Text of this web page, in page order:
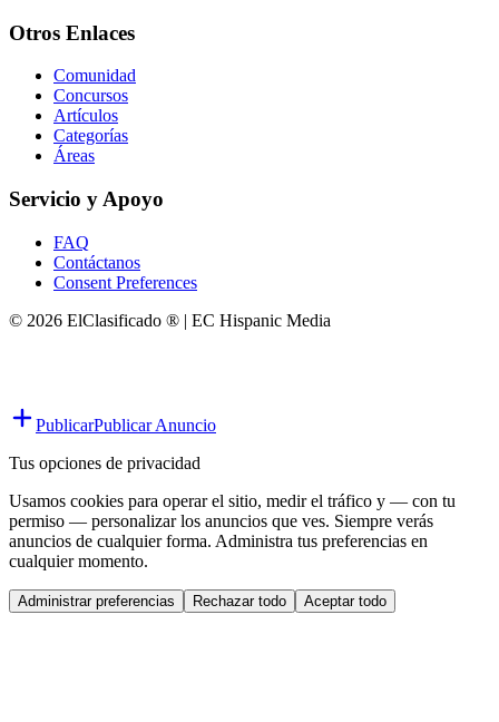
Otros Enlaces
Comunidad
Concursos
Artículos
Categorías
Áreas
Servicio y Apoyo
FAQ
Contáctanos
Consent Preferences
© 2026 ElClasificado ® | EC Hispanic Media
PublicarPublicar Anuncio
Tus opciones de privacidad
Usamos cookies para operar el sitio, medir el tráfico y — con tu
permiso — personalizar los anuncios que ves. Siempre verás
anuncios de cualquier forma. Administra tus preferencias en
cualquier momento.
Administrar preferencias Rechazar todo Aceptar todo